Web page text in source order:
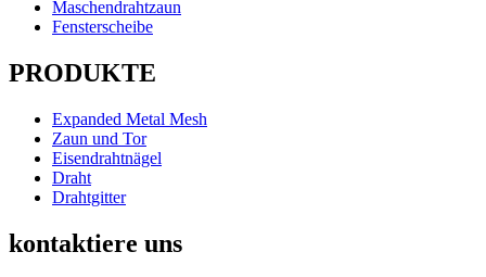
Maschendrahtzaun
Fensterscheibe
PRODUKTE
Expanded Metal Mesh
Zaun und Tor
Eisendrahtnägel
Draht
Drahtgitter
kontaktiere uns